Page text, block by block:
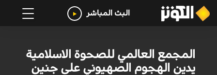
البث المباشر
المجمع العالمي للصحوة الاسلامية
يدين الهجوم الصهيوني على جنين